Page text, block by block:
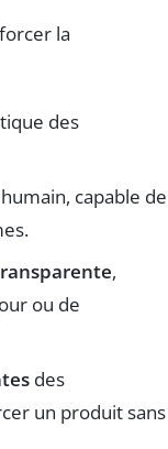
la
des
capable de
,
ou de
des
un produit sans